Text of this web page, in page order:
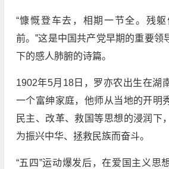
“慷慨登车去，相期一节全。残
前。”这是中国共产党早期的重要领
下的感人肺腑的诗篇。
1902年5月18日，罗亦农出生在湖
一个富绅家庭，他师从当地的开明
民主、改革、救国等思想的浸润下
为振兴中华、拯救民族而奋斗。
“五四”运动爆发后，在爱国主义思